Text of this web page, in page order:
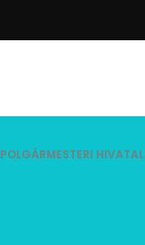
POLGÁRMESTERI HIVATAL